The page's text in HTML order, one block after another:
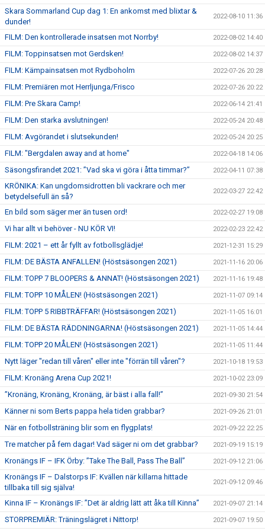
Skara Sommarland Cup dag 1: En ankomst med blixtar &
dunder!
2022-08-10 11:36
FILM: Den kontrollerade insatsen mot Norrby! 2022-08-02 14:40
FILM: Toppinsatsen mot Gerdsken! 2022-08-02 14:37
FILM: Kämpainsatsen mot Rydboholm 2022-07-26 20:28
FILM: Premiären mot Herrljunga/Frisco 2022-07-26 20:22
FILM: Pre Skara Camp! 2022-06-14 21:41
FILM: Den starka avslutningen! 2022-05-24 20:48
FILM: Avgörandet i slutsekunden! 2022-05-24 20:25
FILM: "Bergdalen away and at home" 2022-04-18 14:06
Säsongsfirandet 2021: ”Vad ska vi göra i åtta timmar?” 2022-04-11 07:38
KRÖNIKA: Kan ungdomsidrotten bli vackrare och mer
betydelsefull än så?
2022-03-27 22:42
En bild som säger mer än tusen ord! 2022-02-27 19:08
Vi har allt vi behöver - NU KÖR VI! 2022-02-23 22:42
FILM: 2021 – ett år fyllt av fotbollsglädje! 2021-12-31 15:29
FILM: DE BÄSTA ANFALLEN! (Höstsäsongen 2021) 2021-11-16 20:06
FILM: TOPP 7 BLOOPERS & ANNAT! (Höstsäsongen 2021) 2021-11-16 19:48
FILM: TOPP 10 MÅLEN! (Höstsäsongen 2021) 2021-11-07 09:14
FILM: TOPP 5 RIBBTRÄFFAR! (Höstsäsongen 2021) 2021-11-05 16:01
FILM: DE BÄSTA RÄDDNINGARNA! (Höstsäsongen 2021) 2021-11-05 14:44
FILM: TOPP 20 MÅLEN! (Höstsäsongen 2021) 2021-11-05 11:44
Nytt läger "redan till våren" eller inte "förrän till våren"? 2021-10-18 19:53
FILM: Kronäng Arena Cup 2021! 2021-10-02 23:09
”Kronäng, Kronäng, Kronäng, är bäst i alla fall!” 2021-09-30 21:54
Känner ni som Berts pappa hela tiden grabbar? 2021-09-26 21:01
När en fotbollsträning blir som en flygplats! 2021-09-22 22:25
Tre matcher på fem dagar! Vad säger ni om det grabbar? 2021-09-19 15:19
Kronängs IF – IFK Örby: ”Take The Ball, Pass The Ball” 2021-09-12 21:06
Kronängs IF – Dalstorps IF: Kvällen när killarna hittade
tillbaka till sig själva!
2021-09-12 09:46
Kinna IF – Kronängs IF: ”Det är aldrig lätt att åka till Kinna” 2021-09-07 21:14
STORPREMIÄR: Träningslägret i Nittorp! 2021-09-07 19:50